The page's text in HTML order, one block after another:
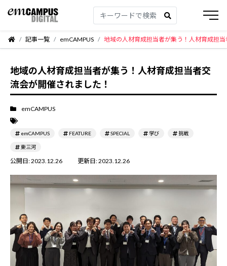
記事一覧 emCAMPUS 地域の人材育成担当者が集う！人材育成担
地域の人材育成担当者が集う！人材育成担当者交
流会が開催されました！
emCAMPUS
emCAMPUS FEATURE SPECIAL 学び 挑戦
東三河
公開日:2023.12.26 更新日:2023.12.26